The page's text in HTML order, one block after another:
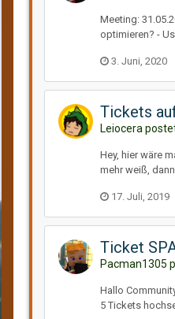
Meeting:
optimieren? -
3. Juni, 2020
Tickets
Leiocera
Hey, hier wäre
mehr weiß,
17. Juli, 2019
Ticket
Pacman1305
Hallo
5 Tickets